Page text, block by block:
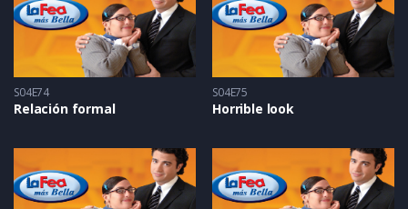
S04E74
Relación formal
S04E75
Horrible look